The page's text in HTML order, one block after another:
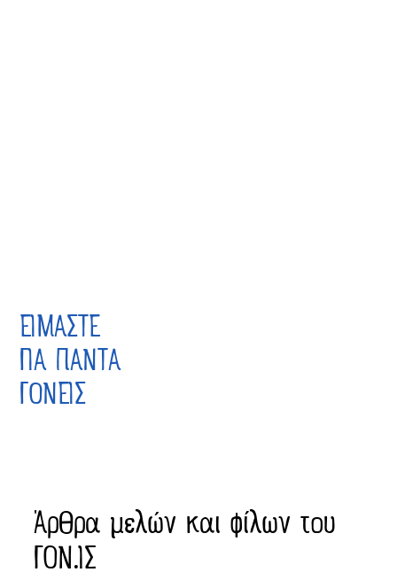
ΕΙΜΑΣΤΕ
ΓΙΑ ΠΑΝΤΑ
ΓΟΝΕΙΣ
Άρθρα μελών και φίλων του
ΓΟΝ.ΙΣ